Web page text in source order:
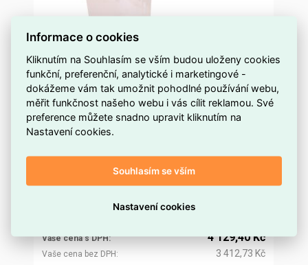
Arc-fault-tested face shield APC 1, with high
head strap DEHN 785870
Dostupnost EMAS na objednávku
Kód dodavatele
785870
ELOSOS1434748
4013364497504
Vaše cena s DPH
Vaše cena bez DPH
4 129,40 Kč
3 412,73 Kč
Informace o cookies
Kliknutím na Souhlasím se vším budou uloženy cookies
funkční, preferenční, analytické i marketingové -
dokážeme vám tak umožnit pohodlné používání webu,
měřit funkčnost našeho webu i vás cílit reklamou. Své
preference můžete snadno upravit kliknutím na
Nastavení cookies.
Souhlasím se vším
Nastavení cookies